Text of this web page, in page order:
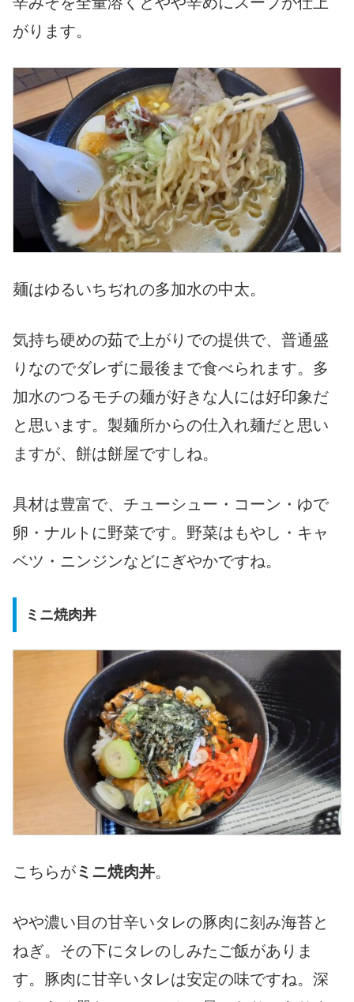
がります。
麺はゆるいちぢれの多加水の中太。
気持ち硬めの茹で上がりでの提供で、普通盛
りなのでダレずに最後まで食べられます。多
加水のつるモチの麺が好きな人には好印象だ
と思います。製麺所からの仕入れ麺だと思い
ますが、餅は餅屋ですしね。
具材は豊富で、チューシュー・コーン・ゆで
卵・ナルトに野菜です。野菜はもやし・キャ
ベツ・ニンジンなどにぎやかですね。
ミニ焼肉丼
こちらがミニ焼肉丼。
やや濃い目の甘辛いタレの豚肉に刻み海苔と
ねぎ。その下にタレのしみたご飯がありま
す。豚肉に甘辛いタレは安定の味ですね。深